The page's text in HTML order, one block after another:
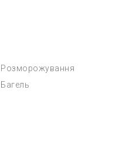
Розморожування
Багель